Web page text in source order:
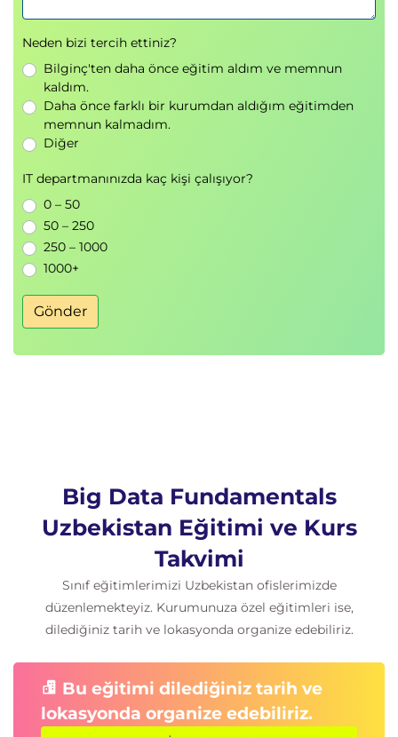
Mimarinin Rolü
Ne ve neden
Veri Mimarisi
Veri depolama
Veri Erişimi
Veri analizi
Veri Tüketimi
Süreç Mimarisi
Veri Yönetimi Süreçleri
Veri Entegrasyonu ve Kalitesi
Analitik Mimarisi
Makine öğrenme
Tahmine Dayalı Analitik
Veri Yönetimi ve Veri Erişimi
Hadoop ve NoSQL
Büyük Veri ... Büyük Mimari – Özet
Modül 4 – Büyük Veri Teknolojisi
Teknoloji Manzarası – Genel Bakış
Geliştirme ve Dağıtım Ortamı
Analitik – Veri Analizi
Neden bizi tercih ettiniz?
Bilginç'ten daha önce eğitim aldım ve memnun
kaldım.
Daha önce farklı bir kurumdan aldığım eğitimden
memnun kalmadım.
Diğer
IT departmanınızda kaç kişi çalışıyor?
0 – 50
50 – 250
250 – 1000
1000+
Gönder
Big Data Fundamentals
Uzbekistan Eğitimi ve Kurs
Takvimi
Sınıf eğitimlerimizi Uzbekistan ofislerimizde
düzenlemekteyiz. Kurumunuza özel eğitimleri ise,
dilediğiniz tarih ve lokasyonda organize edebiliriz.
Bu eğitimi dilediğiniz tarih ve
lokasyonda organize edebiliriz.